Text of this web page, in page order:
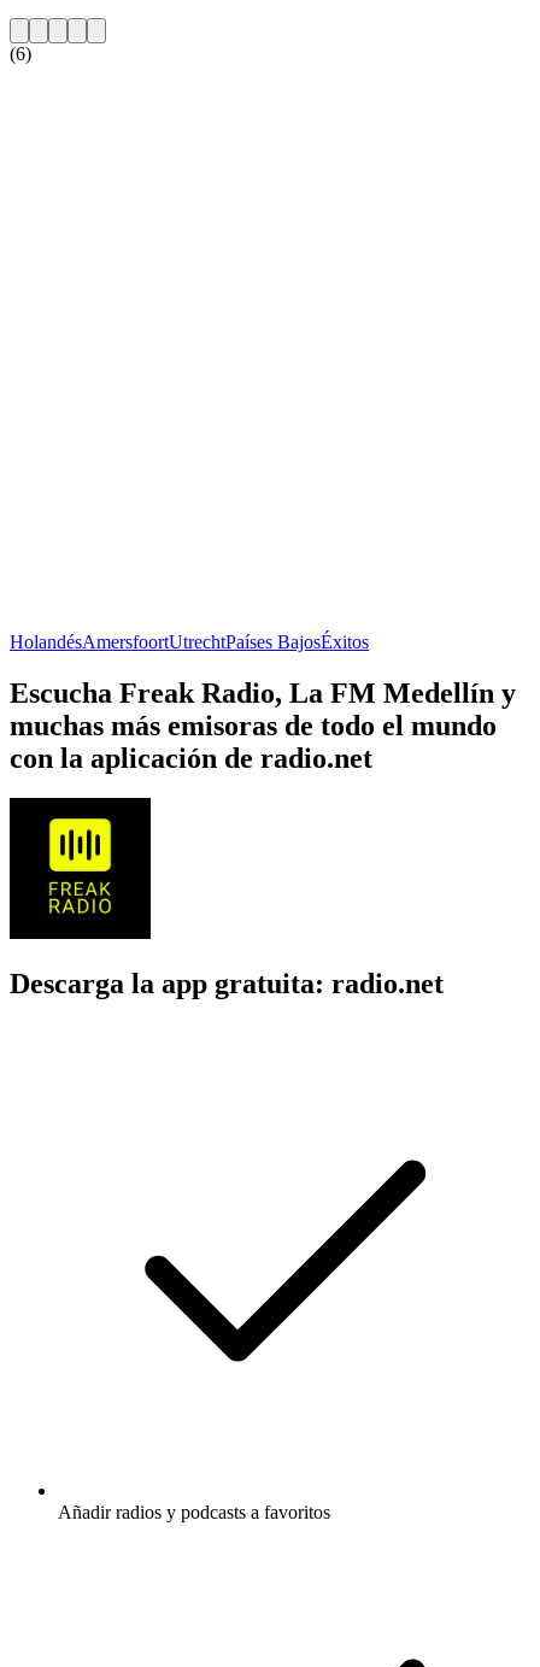
(6)
HolandésAmersfoortUtrechtPaíses BajosÉxitos
Escucha Freak Radio, La FM Medellín y
muchas más emisoras de todo el mundo
con la aplicación de radio.net
Descarga la app gratuita: radio.net
Añadir radios y podcasts a favoritos